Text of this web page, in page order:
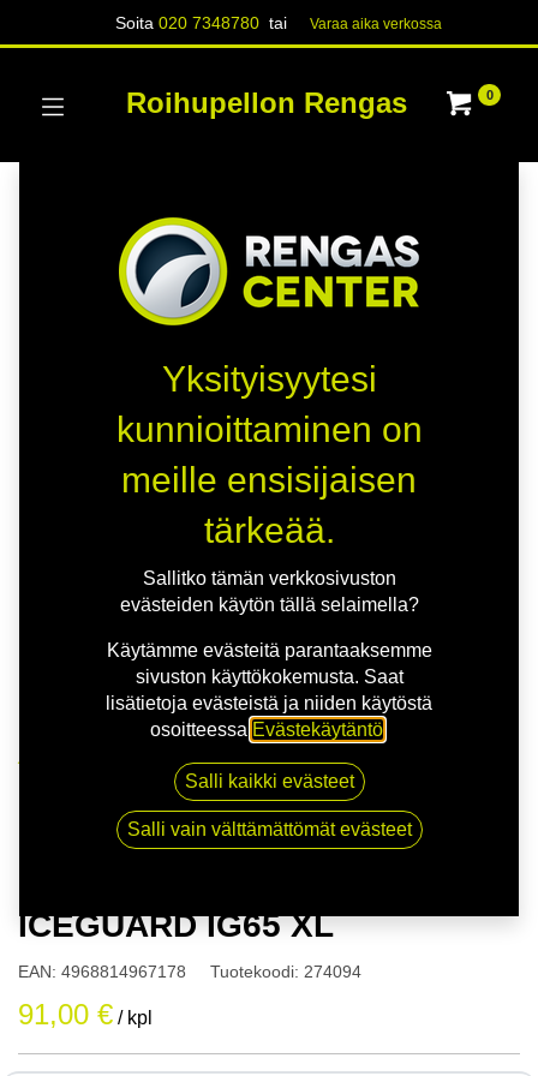
Soita020 7348780 tai Varaa aika verk​​​​ossa
Roihupellon Rengas 0
175/65R14 86T YOKOHAMA ICEGUARD IG65 XL
ICEGUARD IG65 XL
EAN: 4968814967178 Tuotekoodi: 274094
91,00 € / kpl
Yksityisyytesi
kunnioittaminen on
meille ensisijaisen
tärkeää.
Sallitko tämän verkkosivuston
evästeiden käytön tällä selaimella?
Käytämme evästeitä parantaaksemme
sivuston käyttökokemusta. Saat
lisätietoja evästeistä ja niiden käytöstä
osoitteessa Evästekäytäntö
Salli kaikki evästeet
Salli vain välttämättömät evästeet